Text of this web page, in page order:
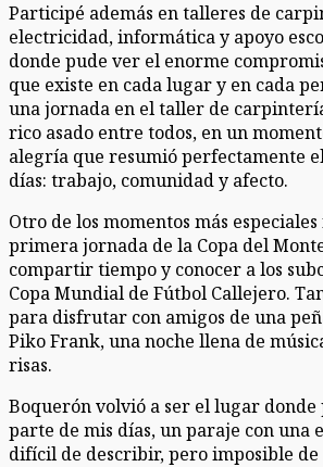
Participé además en talleres de
electricidad, informática y apoyo
donde pude ver el enorme
que existe en cada lugar y en cada
una jornada en el taller de
rico asado entre todos, en un
alegría que resumió perfectamente
días: trabajo, comunidad y afecto.
Otro de los momentos más
primera jornada de la Copa del
compartir tiempo y conocer a los
Copa Mundial de Fútbol Callejero.
para disfrutar con amigos de una
Piko Frank, una noche llena de
risas.
Boquerón volvió a ser el lugar donde
parte de mis días, un paraje con una
difícil de describir, pero imposible de